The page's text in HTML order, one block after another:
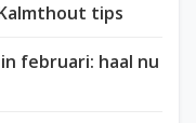
tips
februari: haal nu